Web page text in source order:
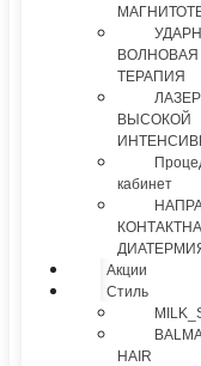
ВОЛНОВАЯ
ТЕРАПИЯ
ЛАЗЕР
ВЫСОКОЙ
кабинет
Акции
Стиль
HAIR